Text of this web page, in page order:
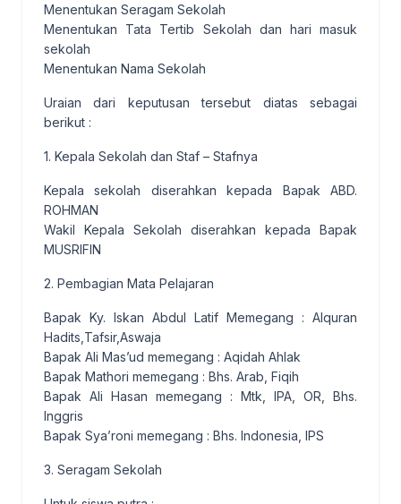
Menentukan Seragam Sekolah
Menentukan Tata Tertib Sekolah dan hari masuk
sekolah
Menentukan Nama Sekolah
Uraian dari keputusan tersebut diatas sebagai
berikut :
1. Kepala Sekolah dan Staf – Stafnya
Kepala sekolah diserahkan kepada Bapak ABD.
ROHMAN
Wakil Kepala Sekolah diserahkan kepada Bapak
MUSRIFIN
2. Pembagian Mata Pelajaran
Bapak Ky. Iskan Abdul Latif Memegang : Alquran
Hadits,Tafsir,Aswaja
Bapak Ali Mas’ud memegang : Aqidah Ahlak
Bapak Mathori memegang : Bhs. Arab, Fiqih
Bapak Ali Hasan memegang : Mtk, IPA, OR, Bhs.
Inggris
Bapak Sya’roni memegang : Bhs. Indonesia, IPS
3. Seragam Sekolah